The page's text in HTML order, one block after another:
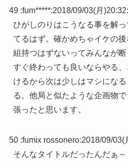
49 :fum*****:2018/09/03(月
ひがしのりはこうなる事を解
てるはず。確かめちゃイケの
組持つはずないってみんなが断
すぐ終わっても良いならやる
けるから次は少しはマシにな
る。他局と似たような企画物
張ったと思います。
50 :fumix rossonero:2018/09/03(
そんなタイトルだったんだぁ